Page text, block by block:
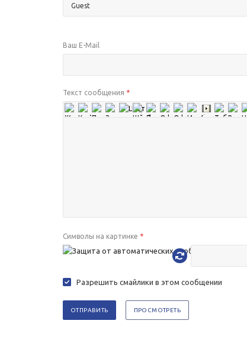
Ваш E-Mail
Текст сообщения *
Символы на картинке *
Разрешить смайлики в этом сообщении